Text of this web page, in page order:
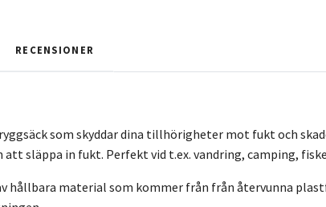
RECENSIONER
som skyddar dina tillhörigheter mot fukt och
släppa in fukt. Perfekt vid t.ex. vandring, camping,
hållbara material som kommer från från återvunna